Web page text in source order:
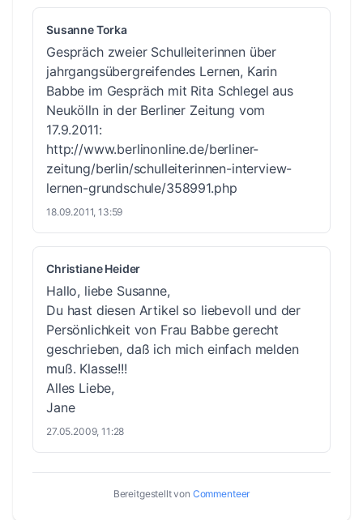
Susanne Torka
Gespräch zweier Schulleiterinnen über
jahrgangsübergreifendes Lernen, Karin
Babbe im Gespräch mit Rita Schlegel aus
Neukölln in der Berliner Zeitung vom
17.9.2011:
http://www.berlinonline.de/berliner-
zeitung/berlin/schulleiterinnen-interview-
lernen-grundschule/358991.php
18.09.2011, 13:59
Christiane Heider
Hallo, liebe Susanne,
Du hast diesen Artikel so liebevoll und der
Persönlichkeit von Frau Babbe gerecht
geschrieben, daß ich mich einfach melden
muß. Klasse!!!
Alles Liebe,
Jane
27.05.2009, 11:28
Bereitgestellt von Commenteer